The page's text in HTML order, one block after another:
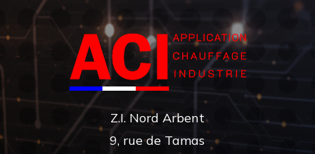
Z.I. Nord Arbent
9, rue de Tamas